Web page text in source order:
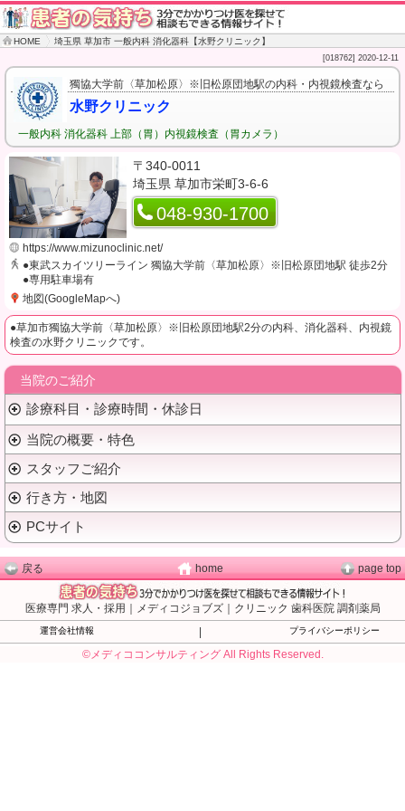
HOME 埼玉県 草加市 一般内科 消化器科【水野クリニック】
[018762] 2020-12-11
獨協大学前〈草加松原〉※旧松原団地駅の内科・内視鏡検査なら
水野クリニック
一般内科 消化器科 上部（胃）内視鏡検査（胃カメラ）
〒340-0011
埼玉県 草加市栄町3-6-6
048-930-1700
https://www.mizunoclinic.net/
●東武スカイツリーライン 獨協大学前〈草加松原〉※旧松原団地駅 徒歩2分
●専用駐車場有
地図(GoogleMapへ)
●草加市獨協大学前〈草加松原〉※旧松原団地駅2分の内科、消化器科、内視鏡
検査の水野クリニックです。
当院のご紹介
診療科目・診療時間・休診日
当院の概要・特色
スタッフご紹介
行き方・地図
PCサイト
戻る home page top
医療専門 求人・採用｜メディコジョブズ｜クリニック 歯科医院 調剤薬局
運営会社情報 プライバシーポリシー
©メディココンサルティング All Rights Reserved.